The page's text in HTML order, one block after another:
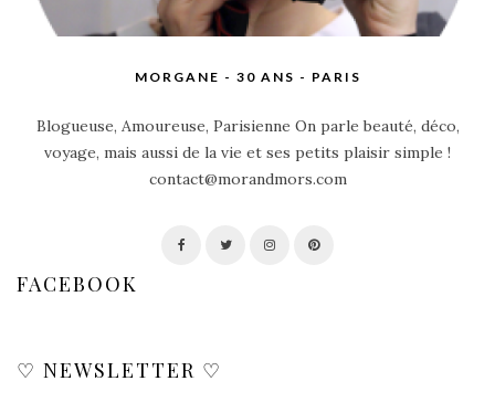
MORGANE - 30 ANS - PARIS
Blogueuse, Amoureuse, Parisienne On parle beauté, déco,
voyage, mais aussi de la vie et ses petits plaisir simple !
contact@morandmors.com
FACEBOOK
♡ NEWSLETTER ♡